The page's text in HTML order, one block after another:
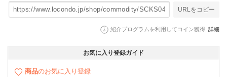
URLをコピー
紹介プログラムを利用してコイン獲得 詳細
お気に入り登録ガイド
商品のお気に入り登録